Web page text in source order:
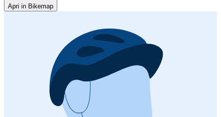
Apri in Bikemap